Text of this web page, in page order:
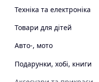
Техніка та електроніка
Товари для дітей
Авто-, мото
Подарунки, хобі, книги